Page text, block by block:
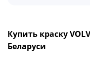
Купить краску
Беларуси